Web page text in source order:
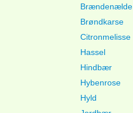
Brændenælde
Brøndkarse
Citronmelisse
Hassel
Hindbær
Hybenrose
Hyld